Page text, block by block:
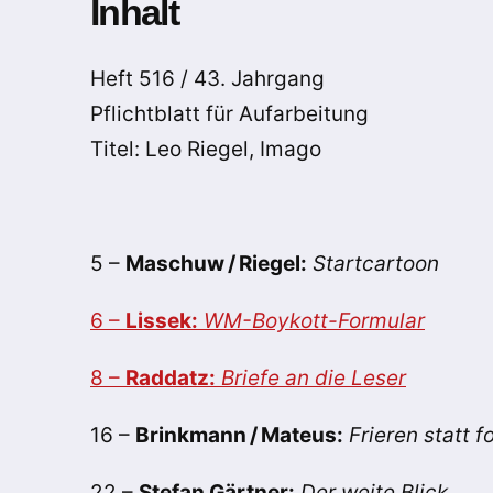
Inhalt
Heft 516 / 43. Jahrgang
Pflichtblatt für Aufarbeitung
Titel: Leo Riegel, Imago
5 – Maschuw / Riegel: Startcartoon
6 – Lissek: WM-Boykott-Formular
8 – Raddatz: Briefe an die Leser
16 – Brinkmann / Mateus: Frieren statt